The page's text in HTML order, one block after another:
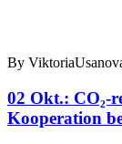
By
02 Okt.: CO₂-
Kooperation